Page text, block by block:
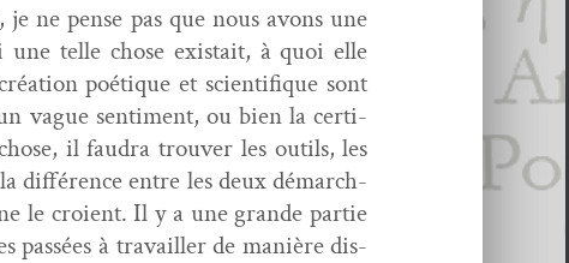
ne pense pas que nous avons une
une telle chose exis­tait, à quoi elle
poé­tique et sci­en­tifique sont
vague sen­ti­ment, ou bien la cer­ti­
il fau­dra trou­ver les out­ils, les
dif­férence entre les deux démarch­
le croient. Il y a une grande par­tie
passées à tra­vailler de manière dis­